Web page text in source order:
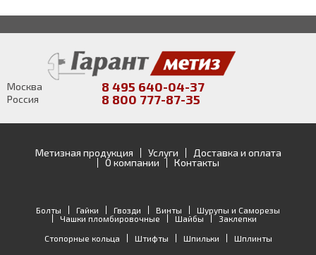
Москва 8 495 640-04-37
Россия 8 800 777-87-35
Метизная продукция Услуги
Доставка и оплата
О компании
Контакты
Болты Гайки Гвозди Винты
Шурупы и Саморезы
Чашки пломбировочные
Шайбы
Заклепки
Стопорные кольца
Штифты Шпильки Шплинты